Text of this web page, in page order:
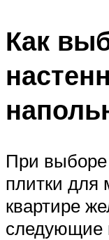
Как
При выборе
плитки для
квартире
следующие